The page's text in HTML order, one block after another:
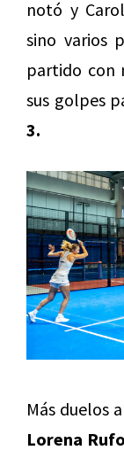
notó y
sino varios
partido con
sus golpes
3.
Más duelos
Lorena Rufo